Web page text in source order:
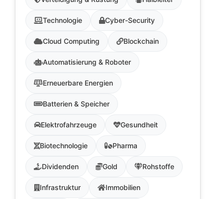
Technologie Cyber-Security
Cloud Computing Blockchain
Automatisierung & Roboter
Erneuerbare Energien
Batterien & Speicher
Elektrofahrzeuge Gesundheit
Biotechnologie Pharma
Dividenden Gold Rohstoffe
Infrastruktur Immobilien